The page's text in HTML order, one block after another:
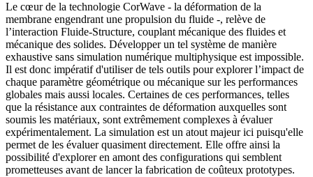
Le cœur de la technologie CorWave - la déformation de la
membrane engendrant une propulsion du fluide -, relève de
l’interaction Fluide-Structure, couplant mécanique des fluides et
mécanique des solides. Développer un tel système de manière
exhaustive sans simulation numérique multiphysique est impossible.
Il est donc impératif d'utiliser de tels outils pour explorer l’impact de
chaque paramètre géométrique ou mécanique sur les performances
globales mais aussi locales. Certaines de ces performances, telles
que la résistance aux contraintes de déformation auxquelles sont
soumis les matériaux, sont extrêmement complexes à évaluer
expérimentalement. La simulation est un atout majeur ici puisqu'elle
permet de les évaluer quasiment directement. Elle offre ainsi la
possibilité d'explorer en amont des configurations qui semblent
prometteuses avant de lancer la fabrication de coûteux prototypes.